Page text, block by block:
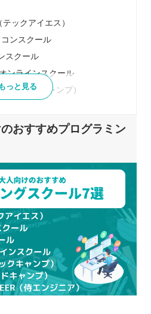
ックアイエス）
ンスクール
スクール
ンラインスクール
（テックキャンプ）
（侍エンジニア）
算や時間を確保できるか決め
談から自分にあっているか見
レッスンを積極的に利用する
所に絞らない
ルを比較するときの5つのポ
もっと見る
のおすすめプログラミン